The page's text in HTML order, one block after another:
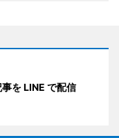
事を LINE で配信